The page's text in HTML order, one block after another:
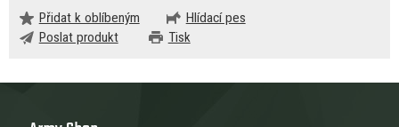
Přidat k oblíbeným
Hlídací pes
Poslat produkt
Tisk